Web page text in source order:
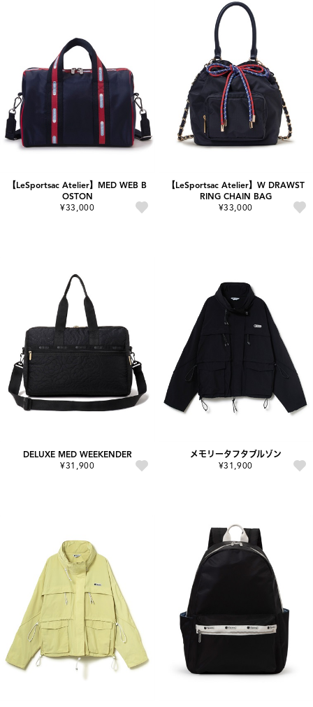
【LeSportsac Atelier】MED WEB B
OSTON
¥33,000
【LeSportsac Atelier】W DRAWST
RING CHAIN BAG
¥33,000
DELUXE MED WEEKENDER
¥31,900
メモリータフタブルゾン
¥31,900